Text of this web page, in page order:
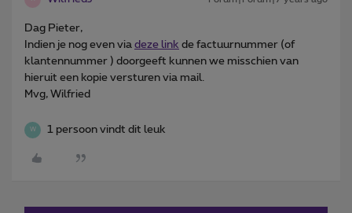
Dag Pieter,
Indien je nog even via deze link de factuurnummer (of
klantennummer ) doorgeeft kunnen we misschien van
hieruit een kopie versturen via mail.
Mvg, Wilfried
W 1 persoon vindt dit leuk